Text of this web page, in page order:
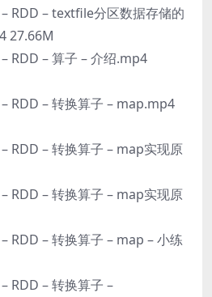
RDD – textfile分区数据存储的
27.66M
RDD – 算子 – 介绍.mp4
RDD – 转换算子 – map.mp4
RDD – 转换算子 – map实现原
RDD – 转换算子 – map实现原
RDD – 转换算子 – map – 小练
RDD – 转换算子 –